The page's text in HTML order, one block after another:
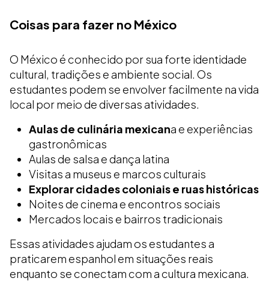
Coisas para fazer no México
O México é conhecido por sua forte identidade
cultural, tradições e ambiente social. Os
estudantes podem se envolver facilmente na vida
local por meio de diversas atividades.
Aulas de culinária mexicana e experiências
gastronômicas
Aulas de salsa e dança latina
Visitas a museus e marcos culturais
Explorar cidades coloniais e ruas históricas
Noites de cinema e encontros sociais
Mercados locais e bairros tradicionais
Essas atividades ajudam os estudantes a
praticarem espanhol em situações reais
enquanto se conectam com a cultura mexicana.